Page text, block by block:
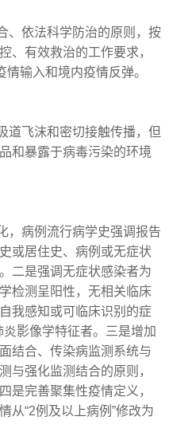
、依法科学防治的原则，按
、有效救治的工作要求，
情输入和境内疫情反弹。
道飞沫和密切接触传播，但
和暴露于病毒污染的环境
，病例流行病学史强调报告
或居住史、病例或无症状
二是强调无症状感染者为
检测呈阳性，无相关临床
我感知或可临床识别的症
影像学特征者。三是增加
结合、传染病监测系统与
与强化监测结合的原则，
是完善聚集性疫情定义，
从“2例及以上病例 ”修改为